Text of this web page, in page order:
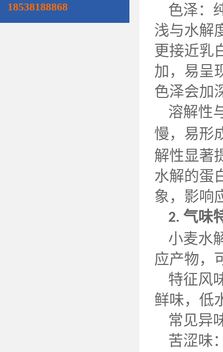
18538188868
色泽：
浅与水解
更接近乳
加，易呈
色泽会加
溶解性
慢，易形
解性显著
水解的蛋
象，影响
2. 气味
小麦水
应产物，
特征风
鲜味，低
常见异
苦涩味